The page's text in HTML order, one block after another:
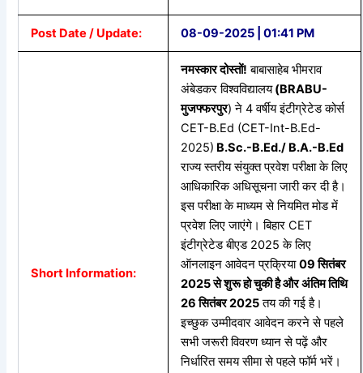
Post Date / Update: 08-09-2025 | 01:41 PM
Short Information:
नमस्कारदोस्तों! बाबासाहेब भीमराव
अंबेडकर विश्वविद्यालय(BRABU-
मुजफ्फरपुर) ने 4 वर्षीय इंटीग्रेटेड कोर्स
CET-B.Ed (CET-Int-B.Ed-
2025) B.Sc.-B.Ed./ B.A.-B.Ed
राज्य स्तरीय संयुक्त प्रवेश परीक्षा के लिए
आधिकारिक अधिसूचना जारी कर दी है।
इस परीक्षा के माध्यम से नियमित मोड में
प्रवेश लिए जाएंगे। बिहार CET
इंटीग्रेटेड बीएड 2025 के लिए
ऑनलाइन आवेदन प्रक्रिया09सितंबर
2025सेशुरूहोचुकीहैऔरअंतिमतिथि
26सितंबर 2025तय की गई है।
इच्छुक उम्मीदवार आवेदन करने से पहले
सभी जरूरी विवरण ध्यान से पढ़ें और
निर्धारित समय सीमा से पहले फॉर्म भरें।